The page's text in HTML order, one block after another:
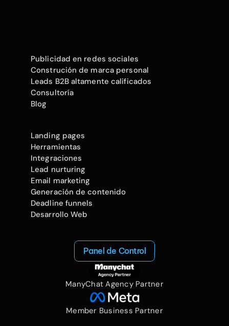
Publicidad en redes sociales
Construción de marca personal
Leads B2B altamente calificados
Consultoría
Blog
Landing pages
Herramientas
Integraciones
Lead nurturing
Email marketing
Generación de contenido
Deadline funnels
Desarrollo Web
Panel de Control
ManyChat Agency Partner
Member Business Partner